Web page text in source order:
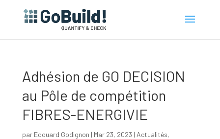
Adhésion de GO DECISION
au Pôle de compétition
FIBRES-ENERGIVIE
par Edouard Godignon | Mar 23, 2023 | Actualités,